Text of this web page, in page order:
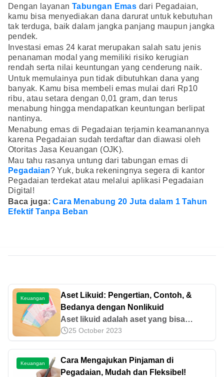
Dengan layanan Tabungan Emas dari Pegadaian,
kamu bisa menyediakan dana darurat untuk kebutuhan
tak terduga, baik dalam jangka panjang maupun jangka
pendek.
Investasi emas 24 karat merupakan salah satu jenis
penanaman modal yang memiliki risiko kerugian
rendah serta nilai keuntungan yang cenderung naik.
Untuk memulainya pun tidak dibutuhkan dana yang
banyak. Kamu bisa membeli emas mulai dari Rp10
ribu, atau setara dengan 0,01 gram, dan terus
menabung hingga mendapatkan keuntungan berlipat
nantinya.
Menabung emas di Pegadaian terjamin keamanannya
karena Pegadaian sudah terdaftar dan diawasi oleh
Otoritas Jasa Keuangan (OJK).
Mau tahu rasanya untung dari tabungan emas di
Pegadaian? Yuk, buka rekeningnya segera di kantor
Pegadaian terdekat atau melalui aplikasi Pegadaian
Digital!
Baca juga:Cara Menabung 20 Juta dalam 1 Tahun
Efektif Tanpa Beban
Keuangan
Aset Likuid: Pengertian, Contoh, &
Bedanya dengan Nonlikuid
Aset likuid adalah aset yang bisa
dicairkan menjadi uang tunai secara
mudah, salah satunya adalah emas.
Mari pelajari informasinya lebih lanjut di
sini!
25 October 2023
Keuangan
Cara Mengajukan Pinjaman di
Pegadaian, Mudah dan Fleksibel!